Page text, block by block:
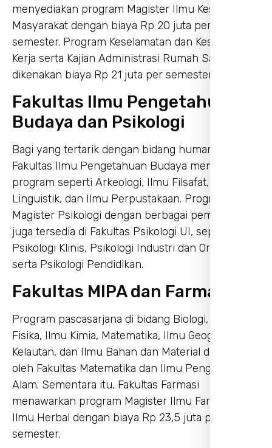
menyediakan program Magister Ilmu Kesehatan
Masyarakat dengan biaya Rp 20 juta per
semester. Program Keselamatan dan Kesehatan
Kerja serta Kajian Administrasi Rumah Sakit
dikenakan biaya Rp 21 juta per semester.
Fakultas Ilmu Pengetahuan
Budaya dan Psikologi
Bagi yang tertarik dengan bidang humaniora,
Fakultas Ilmu Pengetahuan Budaya menawarkan
program seperti Arkeologi, Ilmu Filsafat, Ilmu
Linguistik, dan Ilmu Perpustakaan. Program
Magister Psikologi dengan berbagai peminatan
juga tersedia di Fakultas Psikologi UI, seperti
Psikologi Klinis, Psikologi Industri dan Organisasi,
serta Psikologi Pendidikan.
Fakultas MIPA dan Farmasi
Program pascasarjana di bidang Biologi, Ilmu
Fisika, Ilmu Kimia, Matematika, Ilmu Geografi, Ilmu
Kelautan, dan Ilmu Bahan dan Material disediakan
oleh Fakultas Matematika dan Ilmu Pengetahuan
Alam. Sementara itu, Fakultas Farmasi
menawarkan program Magister Ilmu Farmasi dan
Ilmu Herbal dengan biaya Rp 23,5 juta per
semester.